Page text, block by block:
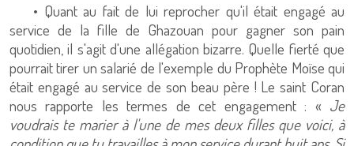
• Quant au fait de lui reprocher qu'il était engagé au
service de la fille de Ghazouan pour gagner son pain
quotidien, il s'agit d'une allégation bizarre. Quelle fierté que
pourrait tirer un salarié de l'exemple du Prophète Moïse qui
était engagé au service de son beau père ! Le saint Coran
nous rapporte les termes de cet engagement : « Je
voudrais te marier à l'une de mes deux filles que voici, à